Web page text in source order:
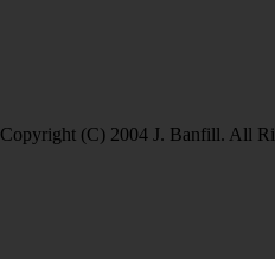
Copyright (C) 2004 J. Banfill. All